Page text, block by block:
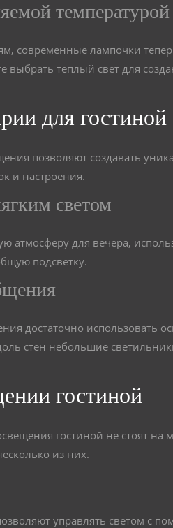
температурой
современные лампочки
выбрать теплый свет для
для гостиной
позволяют создавать
и настроения.
светом
атмосферу для вечера,
подсветку.
достаточно использовать
стен небольшие
гостиной
гостиной не стоят на
из них.
управлять светом с